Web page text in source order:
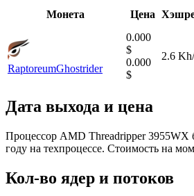
Монета
Цена
RaptoreumGhostrider
0.000
$
0.000
$
2.6
Дата выхода и цена
Процессор AMD Threadripper
году на техпроцессе. Стоимость на
Кол-во ядер и потоков